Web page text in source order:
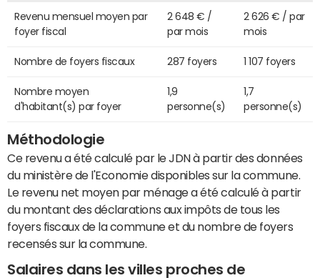
Revenu mensuel moyen par
foyer fiscal
2 648 € /
par mois
2 626 € / par
mois
Nombre de foyers fiscaux 287 foyers 1 107 foyers
Nombre moyen
d'habitant(s) par foyer
1,9
personne(s)
1,7
personne(s)
Méthodologie
Ce revenu a été calculé par le JDN à partir des données
du ministère de l'Economie disponibles sur la commune.
Le revenu net moyen par ménage a été calculé à partir
du montant des déclarations aux impôts de tous les
foyers fiscaux de la commune et du nombre de foyers
recensés sur la commune.
Salaires dans les villes proches de